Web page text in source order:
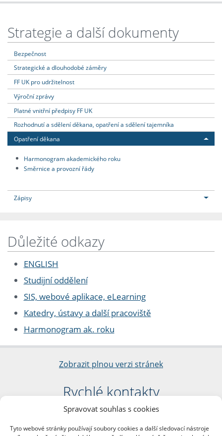
Spravovat souhlas s cookies
Tyto webové stránky používají soubory cookies a další sledovací nástroje
Strategie a další dokumenty
Bezpečnost
Strategické a dlouhodobé záměry
FF UK pro udržitelnost
Výroční zprávy
Platné vnitřní předpisy FF UK
Rozhodnutí a sdělení děkana, opatření a sdělení tajemníka
Opatření děkana
Harmonogram akademického roku
Směrnice a provozní řády
Zápisy
Důležité odkazy
ENGLISH
Studijní oddělení
SIS, webové aplikace, eLearning
Katedry, ústavy a další pracoviště
Harmonogram ak. roku
Zobrazit plnou verzi stránek
Rychlé kontakty
Filozofická fakulta
nám. Jana Palacha 1/2